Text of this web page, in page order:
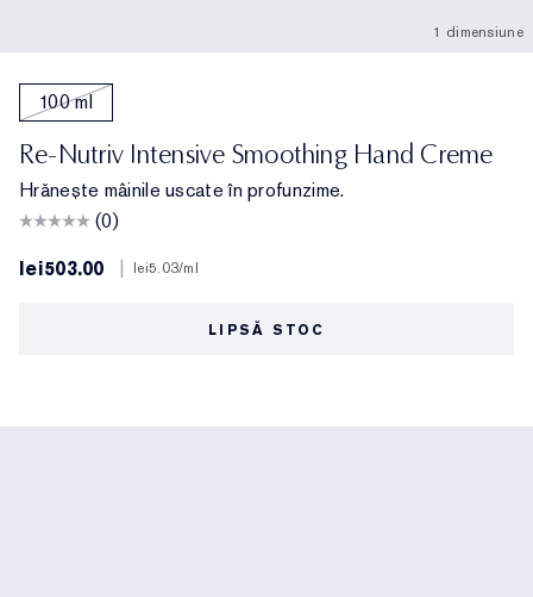
1 dimensiune
100 ml
Re-Nutriv Intensive Smoothing Hand Creme
Hrănește mâinile uscate în profunzime.
(0)
lei503.00
lei5.03/ml
LIPSĂ STOC